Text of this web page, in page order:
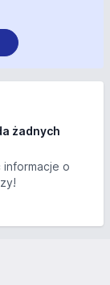
żadnych
informacje o